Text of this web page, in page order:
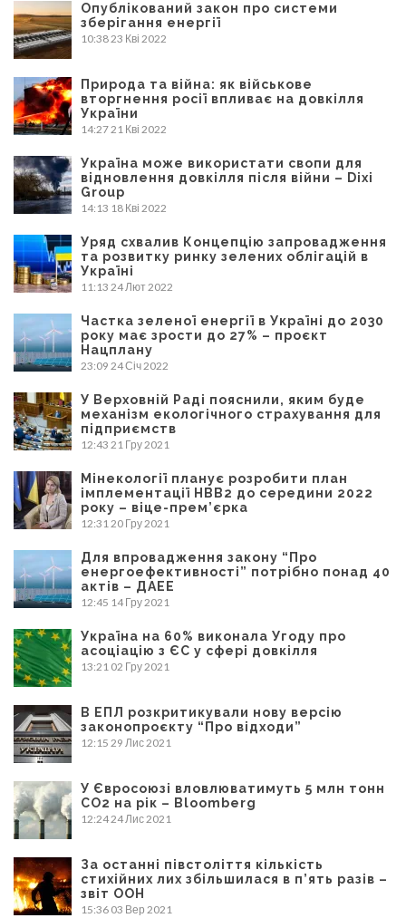
Опублікований закон про системи
зберігання енергії
10:3823 Кві 2022
Природа та війна: як військове
вторгнення росії впливає на довкілля
України
14:2721 Кві 2022
Україна може використати свопи для
відновлення довкілля після війни – Dixi
Group
14:13 18 Кві 2022
Уряд схвалив Концепцію запровадження
та розвитку ринку зелених облігацій в
Україні
11:13 24 Лют 2022
Частка зеленої енергії в Україні до 2030
року має зрости до 27% – проєкт
Нацплану
23:09 24 Січ 2022
У Верховній Раді пояснили, яким буде
механізм екологічного страхування для
підприємств
12:43 21 Гру 2021
Мінекології планує розробити план
імплементації НВВ2 до середини 2022
року – віце-прем’єрка
12:3120 Гру 2021
Для впровадження закону “Про
енергоефективності” потрібно понад 40
актів – ДАЕЕ
12:45 14 Гру 2021
Україна на 60% виконала Угоду про
асоціацію з ЄС у сфері довкілля
13:21 02 Гру 2021
В ЕПЛ розкритикували нову версію
законопроєкту “Про відходи”
12:15 29 Лис 2021
У Євросоюзі вловлюватимуть 5 млн тонн
CO2 на рік – Bloomberg
12:2424 Лис 2021
За останні півстоліття кількість
стихійних лих збільшилася в п’ять разів –
звіт ООН
15:36 03 Вер 2021